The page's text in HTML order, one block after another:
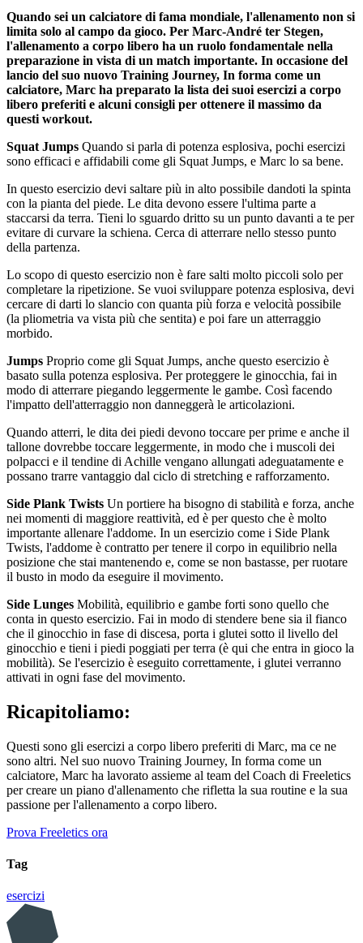
Quando sei un calciatore di fama mondiale, l'allenamento non si
limita solo al campo da gioco. Per Marc-André ter Stegen,
l'allenamento a corpo libero ha un ruolo fondamentale nella
preparazione in vista di un match importante. In occasione del
lancio del suo nuovo Training Journey, In forma come un
calciatore, Marc ha preparato la lista dei suoi esercizi a corpo
libero preferiti e alcuni consigli per ottenere il massimo da
questi workout.
Squat Jumps Quando si parla di potenza esplosiva, pochi esercizi
sono efficaci e affidabili come gli Squat Jumps, e Marc lo sa bene.
In questo esercizio devi saltare più in alto possibile dandoti la spinta
con la pianta del piede. Le dita devono essere l'ultima parte a
staccarsi da terra. Tieni lo sguardo dritto su un punto davanti a te per
evitare di curvare la schiena. Cerca di atterrare nello stesso punto
della partenza.
Lo scopo di questo esercizio non è fare salti molto piccoli solo per
completare la ripetizione. Se vuoi sviluppare potenza esplosiva, devi
cercare di darti lo slancio con quanta più forza e velocità possibile
(la pliometria va vista più che sentita) e poi fare un atterraggio
morbido.
Jumps Proprio come gli Squat Jumps, anche questo esercizio è
basato sulla potenza esplosiva. Per proteggere le ginocchia, fai in
modo di atterrare piegando leggermente le gambe. Così facendo
l'impatto dell'atterraggio non danneggerà le articolazioni.
Quando atterri, le dita dei piedi devono toccare per prime e anche il
tallone dovrebbe toccare leggermente, in modo che i muscoli dei
polpacci e il tendine di Achille vengano allungati adeguatamente e
possano trarre vantaggio dal ciclo di stretching e rafforzamento.
Side Plank Twists Un portiere ha bisogno di stabilità e forza, anche
nei momenti di maggiore reattività, ed è per questo che è molto
importante allenare l'addome. In un esercizio come i Side Plank
Twists, l'addome è contratto per tenere il corpo in equilibrio nella
posizione che stai mantenendo e, come se non bastasse, per ruotare
il busto in modo da eseguire il movimento.
Side Lunges Mobilità, equilibrio e gambe forti sono quello che
conta in questo esercizio. Fai in modo di stendere bene sia il fianco
che il ginocchio in fase di discesa, porta i glutei sotto il livello del
ginocchio e tieni i piedi poggiati per terra (è qui che entra in gioco la
mobilità). Se l'esercizio è eseguito correttamente, i glutei verranno
attivati in ogni fase del movimento.
Ricapitoliamo:
Questi sono gli esercizi a corpo libero preferiti di Marc, ma ce ne
sono altri. Nel suo nuovo Training Journey, In forma come un
calciatore, Marc ha lavorato assieme al team del Coach di Freeletics
per creare un piano d'allenamento che rifletta la sua routine e la sua
passione per l'allenamento a corpo libero.
Prova Freeletics ora
Tag
esercizi